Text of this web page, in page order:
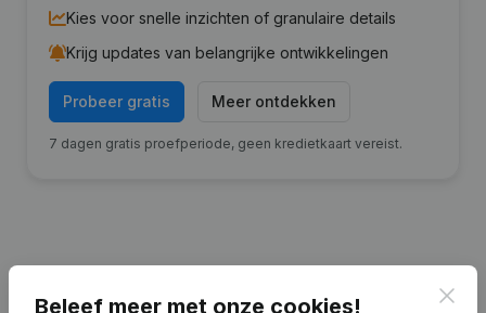
Kies voor snelle inzichten of granulaire details
Krijg updates van belangrijke ontwikkelingen
Probeer gratis Meer ontdekken
7 dagen gratis proefperiode, geen kredietkaart vereist.
Molendal
Beleef meer met onze cookies!